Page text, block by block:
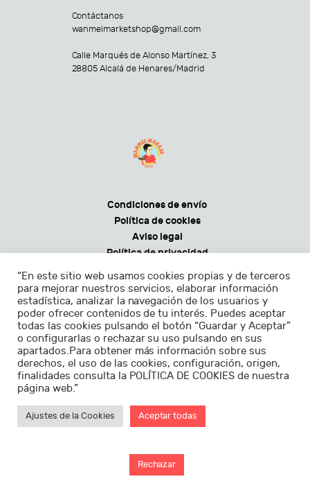
Contáctanos
wanmeimarketshop@gmail.com
Calle Marqués de Alonso Martínez, 3
28805 Alcalá de Henares/Madrid
Condiciones de envío
Política de cookies
Aviso legal
Política de privacidad
Horarios:
Lunes - sábados de 9.30 a 22.30h
Domingos de 11.00 a 22.30h
Sorti Studio
“En este sitio web usamos cookies propias y de terceros
para mejorar nuestros servicios, elaborar información
estadística, analizar la navegación de los usuarios y
poder ofrecer contenidos de tu interés. Puedes aceptar
todas las cookies pulsando el botón “Guardar y Aceptar”
o configurarlas o rechazar su uso pulsando en sus
apartados.Para obtener más información sobre sus
derechos, el uso de las cookies, configuración, origen,
finalidades consulta la POLÍTICA DE COOKIES de nuestra
página web.”
Ajustes de la Cookies Aceptar todas
Rechazar